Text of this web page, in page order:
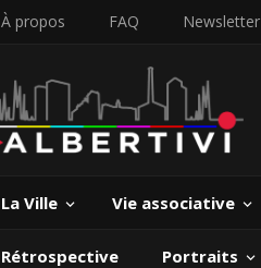
À propos FAQ Newsletter
La Ville Vie associative
Rétrospective Portraits